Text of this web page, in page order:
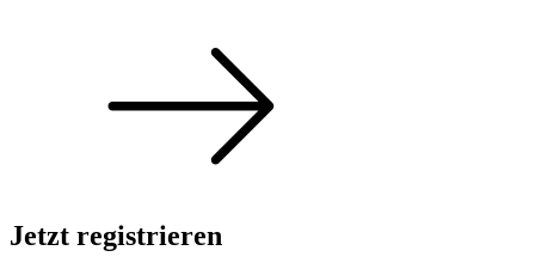
Jetzt registrieren